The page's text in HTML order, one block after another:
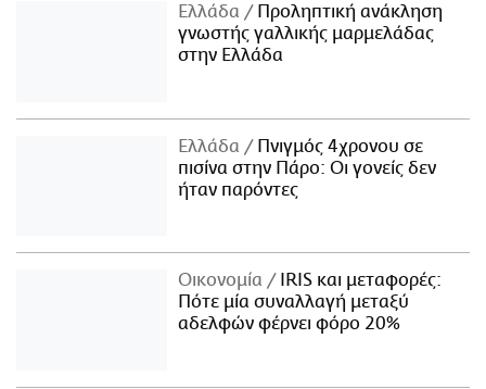
Ελλάδα
Προληπτική ανάκληση
γνωστής γαλλικής μαρμελάδας
στην Ελλάδα
Ελλάδα
Πνιγμός 4χρονου σε
πισίνα στην Πάρο: Οι γονείς δεν
ήταν παρόντες
Οικονομία
IRIS και μεταφορές:
Πότε μία συναλλαγή μεταξύ
αδελφών φέρνει φόρο 20%